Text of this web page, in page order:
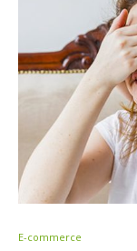
E-commerce